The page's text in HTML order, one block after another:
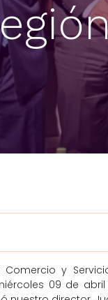
y
09 de